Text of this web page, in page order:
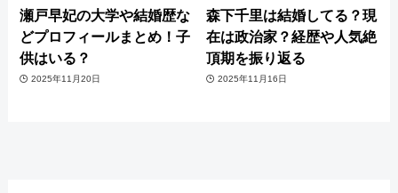
瀬戸早妃の大学や結婚歴な
どプロフィールまとめ！子
供はいる？
2025年11月20日
森下千里は結婚してる？現
在は政治家？経歴や人気絶
頂期を振り返る
2025年11月16日